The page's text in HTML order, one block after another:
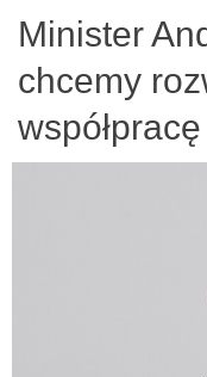
Minister
chcemy
współpracę